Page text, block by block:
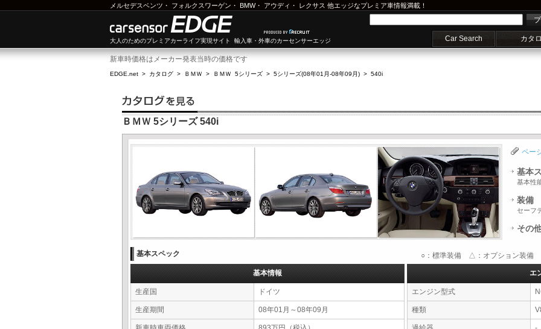
メルセデスベンツ ・ フォルクスワーゲン ・ BMW・ アウディ ・ レクサス 他エッジなプレミア車情報満載！
大人のためのプレミアカーライフ実現サイト 輸入車・外車のカーセンサーエッジ Car Search カタ
新車時価格はメーカー発表当時の価格です
EDGE.net > カタログ > ＢＭＷ > ＢＭＷ 5シリーズ > 5シリーズ(08年01月-08年09月) > 540i
ＢＭＷ 5シリーズ 540i
ペー
基本
基本性
装備
セーフ
その
基本スペック ○：標準装備 △：オプション装備 -
基本情報
生産国 ドイツ
生産期間 08年01月～08年09月
エ
エンジン型式
種類